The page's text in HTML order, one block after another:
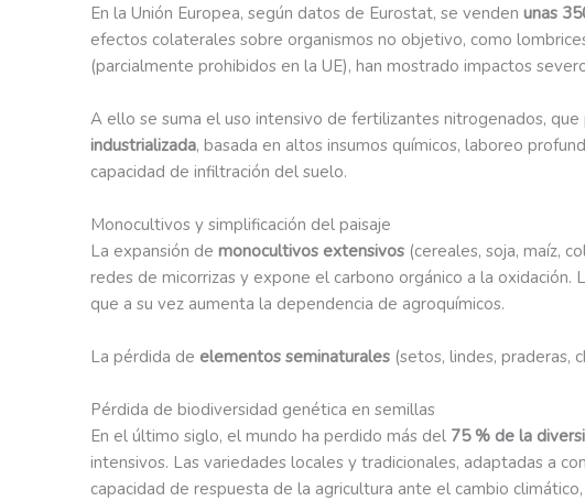
En la Unión Europea, según datos de Eurostat, se venden unas
efectos colaterales sobre organismos no objetivo, como
(parcialmente prohibidos en la UE), han mostrado impactos
A ello se suma el uso intensivo de fertilizantes nitrogenados,
industrializada, basada en altos insumos químicos, laboreo
capacidad de infiltración del suelo.
Monocultivos y simplificación del paisaje
La expansión de monocultivos extensivos (cereales, soja, maíz,
redes de micorrizas y expone el carbono orgánico a la
que a su vez aumenta la dependencia de agroquímicos.
La pérdida de elementos seminaturales (setos, lindes, praderas,
Pérdida de biodiversidad genética en semillas
En el último siglo, el mundo ha perdido más del 75 % de la
intensivos. Las variedades locales y tradicionales, adaptadas a
capacidad de respuesta de la agricultura ante el cambio